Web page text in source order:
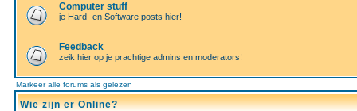
Computer stuff
je Hard- en Software posts hier!
Feedback
zeik hier op je prachtige admins en moderators!
Markeer alle forums als gelezen
Wie zijn er Online?